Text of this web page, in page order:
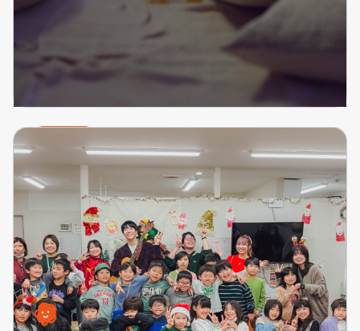
“Acoustic Room”が2026年11月29日に開催され
ます！
2026.02.20
詳細を見る